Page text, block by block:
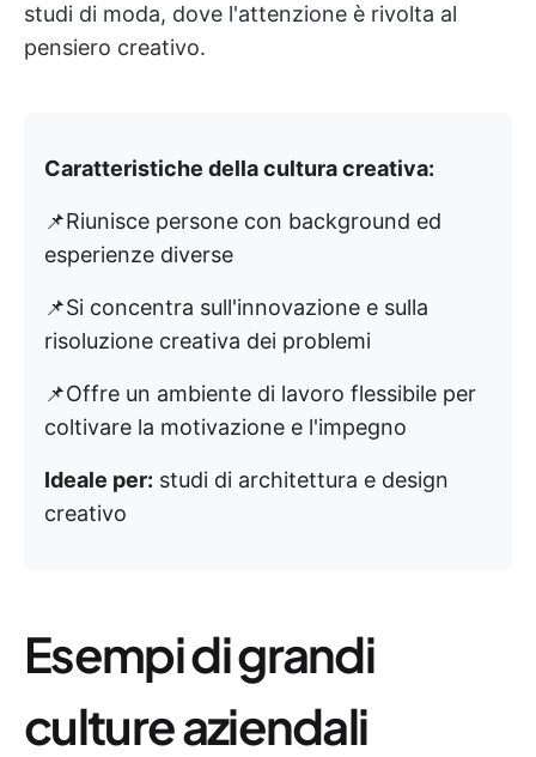
studi di moda, dove l'attenzione è rivolta al
pensiero creativo.
Caratteristiche della cultura creativa:
📌Riunisce persone con background ed
esperienze diverse
📌Si concentra sull'innovazione e sulla
risoluzione creativa dei problemi
📌Offre un ambiente di lavoro flessibile per
coltivare la motivazione e l'impegno
Ideale per: studi di architettura e design
creativo
Esempi di grandi
culture aziendali